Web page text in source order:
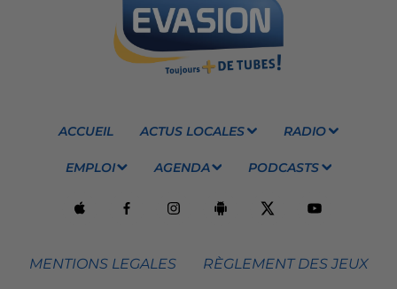
ACCUEIL ACTUS LOCALES RADIO
EMPLOI AGENDA PODCASTS
MENTIONS LEGALES RÈGLEMENT DES JEUX